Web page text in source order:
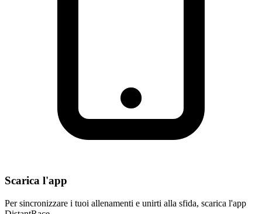
Scarica l'app
Per sincronizzare i tuoi allenamenti e unirti alla sfida, scarica l'app